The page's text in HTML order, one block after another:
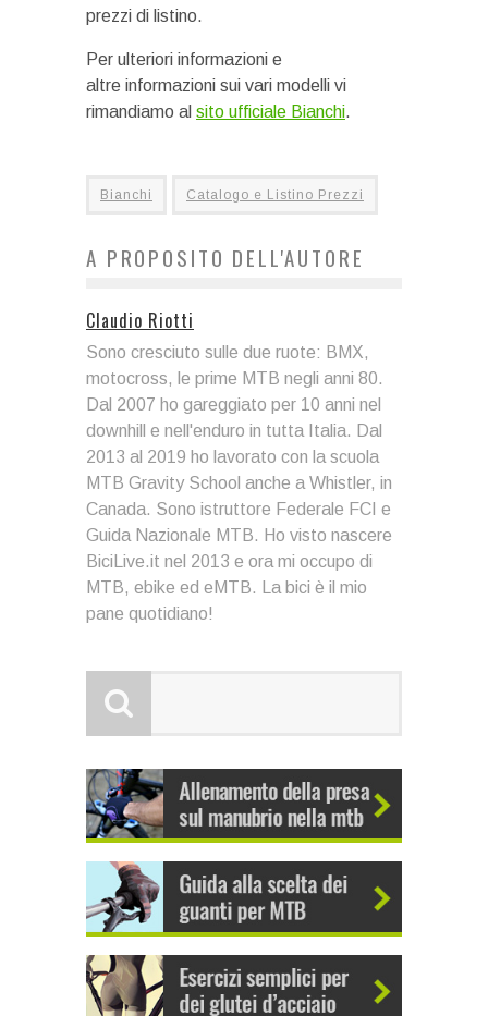
prezzi di listino.
Per ulteriori informazioni e
altre informazioni sui vari modelli vi
rimandiamo al sito ufficiale Bianchi.
Bianchi Catalogo e Listino Prezzi
A PROPOSITO DELL'AUTORE
Claudio Riotti
Sono cresciuto sulle due ruote: BMX,
motocross, le prime MTB negli anni 80.
Dal 2007 ho gareggiato per 10 anni nel
downhill e nell'enduro in tutta Italia. Dal
2013 al 2019 ho lavorato con la scuola
MTB Gravity School anche a Whistler, in
Canada. Sono istruttore Federale FCI e
Guida Nazionale MTB. Ho visto nascere
BiciLive.it nel 2013 e ora mi occupo di
MTB, ebike ed eMTB. La bici è il mio
pane quotidiano!